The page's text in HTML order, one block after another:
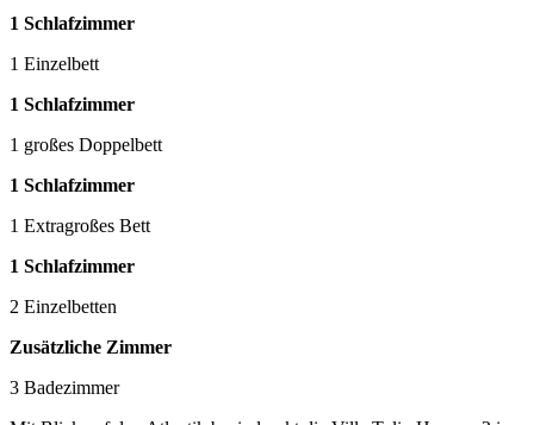
1 Schlafzimmer
1 Einzelbett
1 Schlafzimmer
1 großes Doppelbett
1 Schlafzimmer
1 Extragroßes Bett
1 Schlafzimmer
2 Einzelbetten
Zusätzliche Zimmer
3 Badezimmer